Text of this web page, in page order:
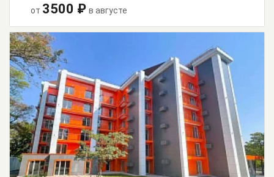
от 3500 ₽ в августе